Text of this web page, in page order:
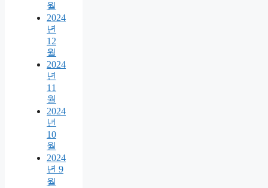
월
2024
년
12
월
2024
년
11
월
2024
년
10
월
2024
년 9
월